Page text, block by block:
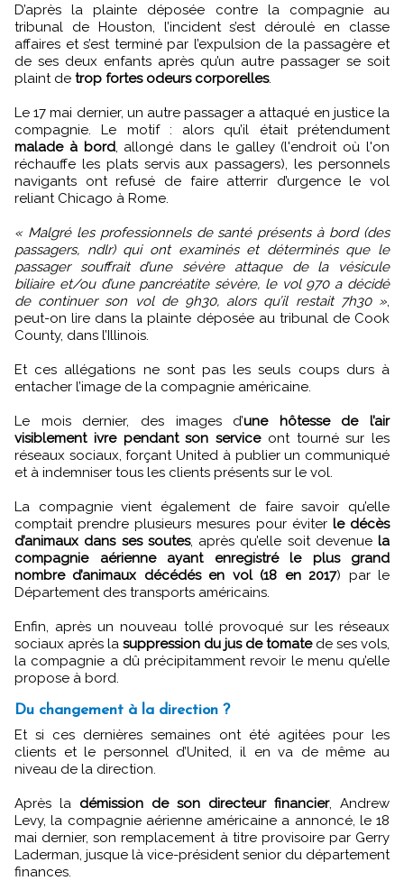
D’après la plainte déposée contre la compagnie au
tribunal de Houston, l’incident s’est déroulé en classe
affaires et s’est terminé par l’expulsion de la passagère et
de ses deux enfants après qu’un autre passager se soit
plaint de trop fortes odeurs corporelles.
Le 17 mai dernier, un autre passager a attaqué en justice la
compagnie. Le motif : alors qu’il était prétendument
malade à bord, allongé dans le galley (l'endroit où l'on
réchauffe les plats servis aux passagers), les personnels
navigants ont refusé de faire atterrir d’urgence le vol
reliant Chicago à Rome.
« Malgré les professionnels de santé présents à bord (des
passagers, ndlr) qui ont examinés et déterminés que le
passager souffrait d’une sévère attaque de la vésicule
biliaire et/ou d’une pancréatite sévère, le vol 970 a décidé
de continuer son vol de 9h30, alors qu’il restait 7h30 »,
peut-on lire dans la plainte déposée au tribunal de Cook
County, dans l’Illinois.
Et ces allégations ne sont pas les seuls coups durs à
entacher l’image de la compagnie américaine.
Le mois dernier, des images d’une hôtesse de l’air
visiblement ivre pendant son serviceont tourné sur les
réseaux sociaux, forçant United à publier un communiqué
et à indemniser tous les clients présents sur le vol.
La compagnie vient également de faire savoir qu’elle
comptait prendre plusieurs mesures pour éviter le décès
d’animaux dans ses soutes, après qu’elle soit devenue la
compagnie aérienne ayant enregistré le plus grand
nombre d’animaux décédés en vol (18 en 2017) par le
Département des transports américains.
Enfin, après un nouveau tollé provoqué sur les réseaux
sociaux après la suppression du jus de tomatede ses vols,
la compagnie a dû précipitamment revoir le menu qu’elle
propose à bord.
Du changement à la direction ?
Et si ces dernières semaines ont été agitées pour les
clients et le personnel d’United, il en va de même au
niveau de la direction.
Après la démission de son directeur financier, Andrew
Levy, la compagnie aérienne américaine a annoncé, le 18
mai dernier, son remplacement à titre provisoire par Gerry
Laderman, jusque là vice-président senior du département
finances.